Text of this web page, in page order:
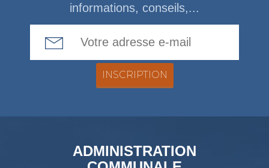
informations, conseils,...
ADMINISTRATION